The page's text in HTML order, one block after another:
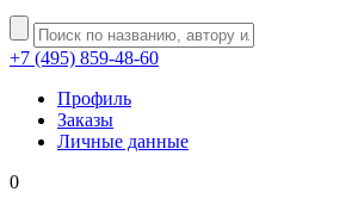
+7 (495) 859-48-60
Профиль
Заказы
Личные данные
0